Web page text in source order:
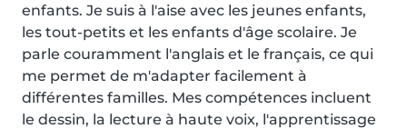
enfants. Je suis à l'aise avec les jeunes enfants,
les tout-petits et les enfants d'âge scolaire. Je
parle couramment l'anglais et le français, ce qui
me permet de m'adapter facilement à
différentes familles. Mes compétences incluent
le dessin, la lecture à haute voix, l'apprentissage